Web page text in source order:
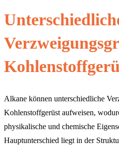
Alkane können unterschiedliche
Kohlenstoffgerüst aufweisen,
physikalische und chemische
Hauptunterschied liegt in der